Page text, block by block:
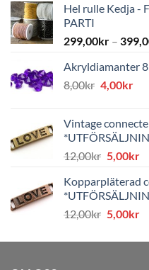
Hel rulle Kedja -
PARTI
299,00kr –
Akryldiamanter
8,00kr Det
var:
8,00kr.
4,00krDet
är:
Vintage
12,00kr Det
priset
var:
12,00kr.
5,00kr
Kopparpläterad
12,00kr Det
priset
5,00kr